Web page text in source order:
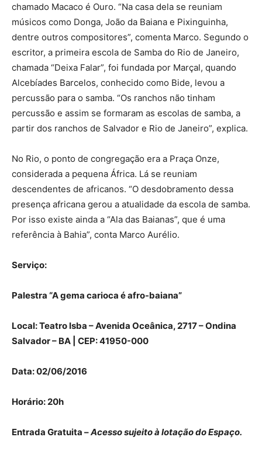
chamado Macaco é Ouro. “Na casa dela se reuniam
músicos como Donga, João da Baiana e Pixinguinha,
dentre outros compositores”, comenta Marco. Segundo o
escritor, a primeira escola de Samba do Rio de Janeiro,
chamada “Deixa Falar”, foi fundada por Marçal, quando
Alcebíades Barcelos, conhecido como Bide, levou a
percussão para o samba. “Os ranchos não tinham
percussão e assim se formaram as escolas de samba, a
partir dos ranchos de Salvador e Rio de Janeiro”, explica.
No Rio, o ponto de congregação era a Praça Onze,
considerada a pequena África. Lá se reuniam
descendentes de africanos. “O desdobramento dessa
presença africana gerou a atualidade da escola de samba.
Por isso existe ainda a “Ala das Baianas”, que é uma
referência à Bahia”, conta Marco Aurélio.
Serviço:
Palestra “A gema carioca é afro-baiana”
Local: Teatro Isba – Avenida Oceânica, 2717 – Ondina
Salvador – BA | CEP: 41950-000
Data: 02/06/2016
Horário: 20h
Entrada Gratuita –Acesso sujeito à lotação do Espaço.